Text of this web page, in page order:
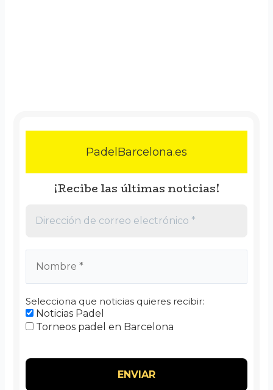
PadelBarcelona.es
¡Recibe las últimas noticias!
Selecciona que noticias quieres recibir:
Noticias Padel
Torneos padel en Barcelona